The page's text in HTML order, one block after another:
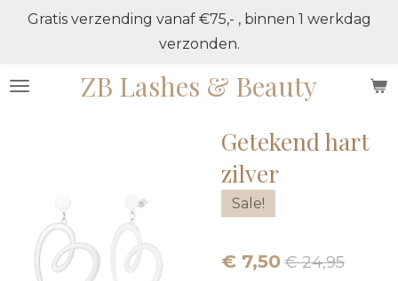
de
ZB Lashes & Beauty
Gratis verzending vanaf €75,- , binnen 1 werkdag
verzonden.
Getekend hart
zilver
Sale!
€ 7,50 € 24,95